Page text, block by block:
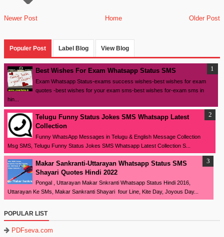
Newer Post Older Post
Home
Populer Post Label Blog View Blog
Best Wishes For Exam Whatsapp Status SMS
Exam Whatsapp Status-exams success wishes-best wishes for exam
quotes -best wishes for your exam sms-best wishes for-exam sms in
hin...
Telugu Funny Status Jokes SMS Whatsapp Latest
Collection
Funny WhatsApp Messages in Telugu & English Message Collection
Msg SMS, Telugu Funny Status Jokes SMS Whatsapp Latest Collection S...
Makar Sankranti-Uttarayan Whatsapp Status SMS
Shayari Quotes Hindi 2022
Pongal , Uttarayan Makar Snkranti Whatsapp Status Hindi 2016,
Uttarayan Ke SMs, Makar Sankranti Shayari four Line, Kite Day, Joyous Day...
POPULAR LIST
PDFseva.com